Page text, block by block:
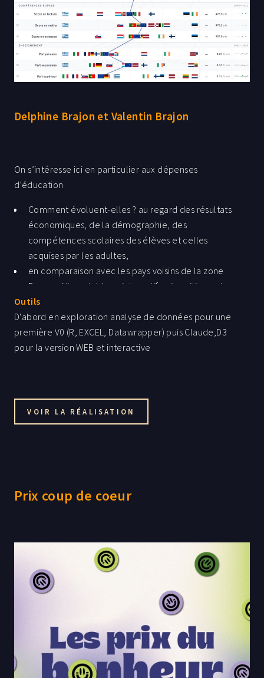
Delphine Brajon et Valentin Brajon
On s’intéresse ici en particulier aux dépenses
d’éducation
Comment évoluent-elles ? au regard des résultats
économiques, de la démographie, des
compétences scolaires des élèves et celles
acquises par les adultes,
en comparaison avec les pays voisins de la zone
Euro --> Via un tableau interactif qui positionne tous
les pays pour chacun des indicateurs
Outils
D'abord en exploration analyse de données pour une
première V0 (R, EXCEL, Datawrapper) puis Claude,D3
pour la version WEB et interactive
VOIR LA RÉALISATION
Prix coup de coeur